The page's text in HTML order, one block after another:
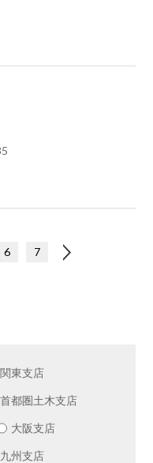
6 7
関東支店
首都圏土木支店
大阪支店
九州支店